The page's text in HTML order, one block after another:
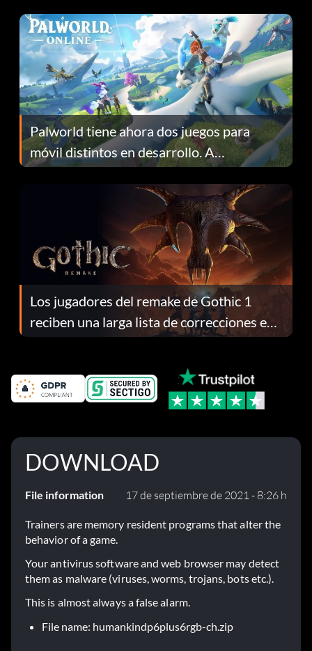
Palworld tiene ahora dos juegos para
móvil distintos en desarrollo. A
continuación te explicamos por qué.
Los jugadores del remake de Gothic 1
reciben una larga lista de correcciones en
el parche 1.0.4
DOWNLOAD
File information 17 de septiembre de 2021 - 8:26 h
Trainers are memory resident programs that alter the
behavior of a game.
Your antivirus software and web browser may detect
them as malware (viruses, worms, trojans, bots etc.).
This is almost always a false alarm.
File name: humankindp6plus6rgb-ch.zip